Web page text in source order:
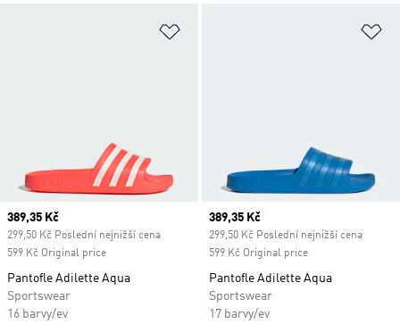
Current price
389,35 Kč
299,50 Kč Poslední nejnižší cena
599 Kč Original price
Pantofle Adilette Aqua
Sportswear
16 barvy/ev
Current price
389,35 Kč
299,50 Kč Poslední nejnižší cena
599 Kč Original price
Pantofle Adilette Aqua
Sportswear
17 barvy/ev